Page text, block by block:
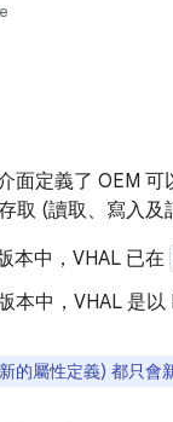
面定義了 OEM
取 (讀取、寫入
本中，VHAL 已在
本中，VHAL 是以
的屬性定義) 都只會